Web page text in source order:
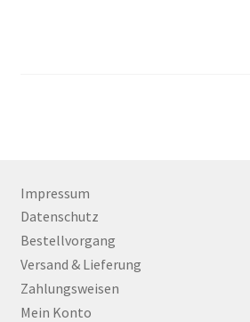
Impressum
Datenschutz
Bestellvorgang
Versand & Lieferung
Zahlungsweisen
Mein Konto